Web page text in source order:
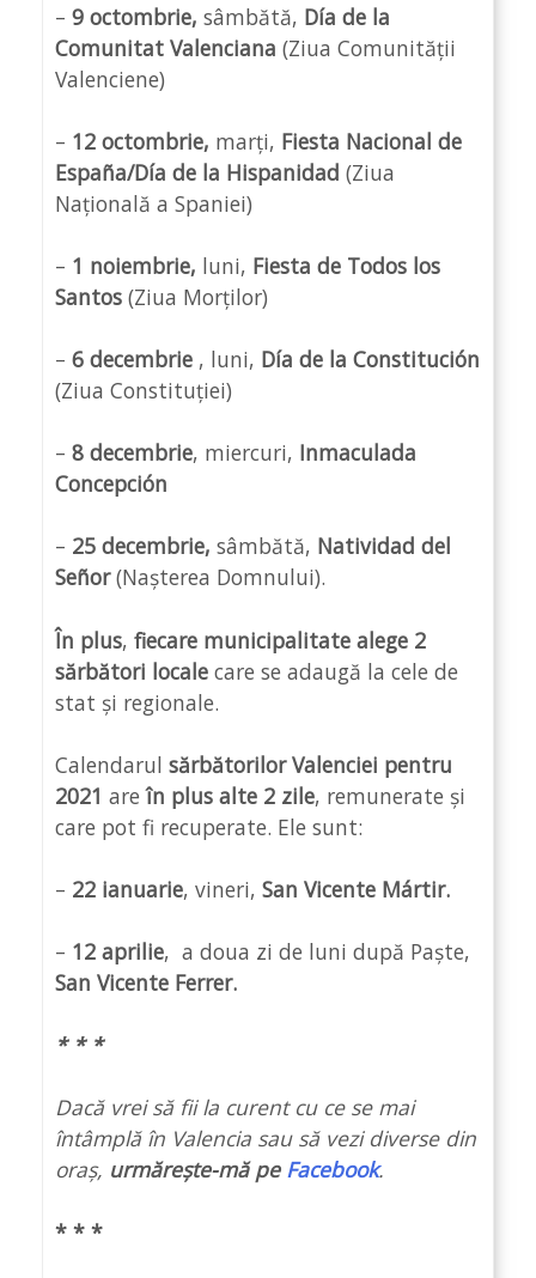
– 9 octombrie, sâmbătă, Día de la
Comunitat Valenciana (Ziua Comunității
Valenciene)
– 12 octombrie, marți, Fiesta Nacional de
España/Día de la Hispanidad (Ziua
Națională a Spaniei)
– 1 noiembrie, luni, Fiesta de Todos los
Santos (Ziua Morților)
– 6 decembrie , luni, Día de la Constitución
(Ziua Constituției)
– 8 decembrie, miercuri, Inmaculada
Concepción
– 25 decembrie, sâmbătă, Natividad del
Señor(Nașterea Domnului).
În plus, fiecare municipalitate alege 2
sărbători locale care se adaugă la cele de
stat și regionale.
Calendarul sărbătorilor Valenciei pentru
2021 areîn plus alte 2 zile, remunerate și
care pot fi recuperate. Ele sunt:
– 22 ianuarie, vineri, San Vicente Mártir.
– 12 aprilie, a doua zi de luni după Paște,
San Vicente Ferrer.
* * *
Dacă vrei să fii la curent cu ce se mai
întâmplă în Valencia sau să vezi diverse din
oraș, urmărește-mă pe Facebook.
* * *